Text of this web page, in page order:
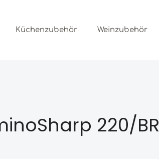
Küchenzubehör Weinzubehör
220/BR